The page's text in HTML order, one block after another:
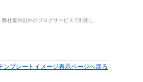
社提供以外のブログサービスで利用し
ンプレートイメージ表示ページへ戻る